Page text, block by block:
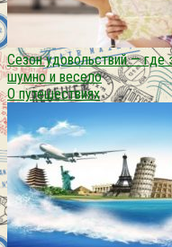
Сезон удовольствий — где
шумно и весело
О путешествиях